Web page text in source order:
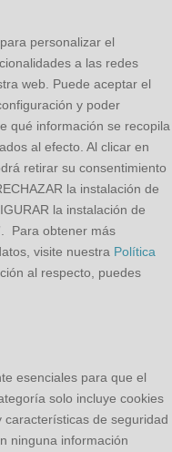
personalizar el
a las redes
web. Puede aceptar el
y poder
qué información se recopila
al efecto. Al clicar en
retirar su consentimiento
la instalación de
la instalación de
Para obtener más
visite nuestra Política
al respecto, puedes
esenciales para que el
solo incluye cookies
de seguridad
ninguna información